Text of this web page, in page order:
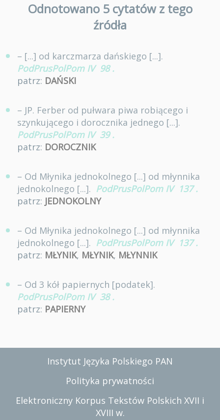
Odnotowano 5 cytatów z tego
źródła
– [...] od karczmarza dańskiego [...].
PodPrusPolPom IV 98 .
patrz: DAŃSKI
– JP. Ferber od pułwara piwa robiącego i
szynkującego i dorocznika jednego [...].
PodPrusPolPom IV 39 .
patrz: DOROCZNIK
– Od Młynika jednokolnego [...] od młynnika
jednokolnego [...]. PodPrusPolPom IV 137 .
patrz: JEDNOKOLNY
– Od Młynika jednokolnego [...] od młynnika
jednokolnego [...]. PodPrusPolPom IV 137 .
patrz: MŁYNIK, MŁYNIK, MŁYNNIK
– Od 3 kół papiernych [podatek].
PodPrusPolPom IV 38 .
patrz: PAPIERNY
Instytut Języka Polskiego PAN
Polityka prywatności
Elektroniczny Korpus Tekstów Polskich XVII i
XVIII w.